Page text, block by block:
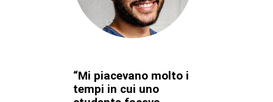
“Mi piacevano molto i
tempi in cui uno